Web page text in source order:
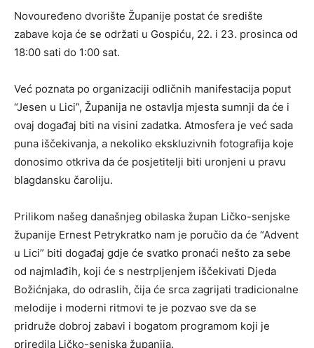
Novouređeno dvorište Županije postat će središte
zabave koja će se održati u Gospiću, 22. i 23. prosinca od
18:00 sati do 1:00 sat.
Već poznata po organizaciji odličnih manifestacija poput
“Jesen u Lici”, Županija ne ostavlja mjesta sumnji da će i
ovaj događaj biti na visini zadatka. Atmosfera je već sada
puna iščekivanja, a nekoliko ekskluzivnih fotografija koje
donosimo otkriva da će posjetitelji biti uronjeni u pravu
blagdansku čaroliju.
Prilikom našeg današnjeg obilaska župan Ličko-senjske
županije Ernest Petrykratko nam je poručio da će “Advent
u Lici” biti događaj gdje će svatko pronaći nešto za sebe
od najmlađih, koji će s nestrpljenjem iščekivati Djeda
Božićnjaka, do odraslih, čija će srca zagrijati tradicionalne
melodije i moderni ritmovi te je pozvao sve da se
pridruže dobroj zabavi i bogatom programom koji je
priredila Ličko-senjska županija.